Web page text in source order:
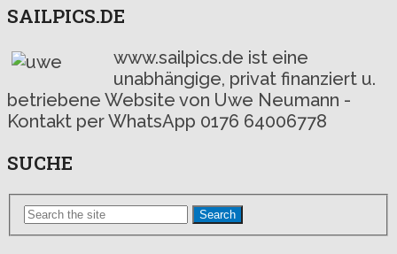
SAILPICS.DE
www.sailpics.de ist eine
unabhängige, privat finanziert u.
betriebene Website von Uwe Neumann -
Kontakt per WhatsApp 0176 64006778
SUCHE
Search